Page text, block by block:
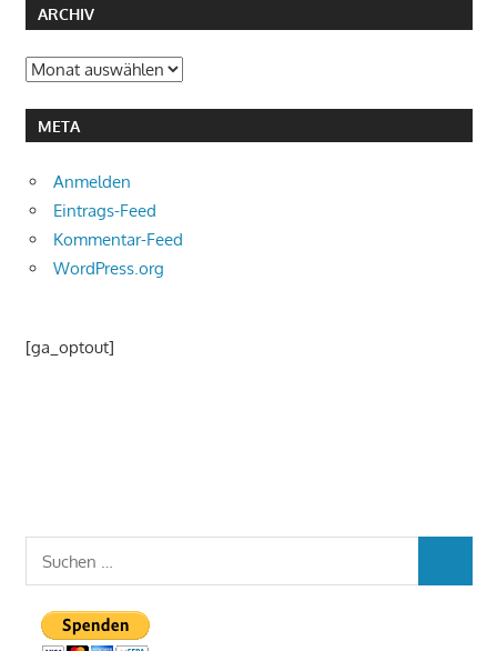
ARCHIV
Archiv
META
Anmelden
Eintrags-Feed
Kommentar-Feed
WordPress.org
[ga_optout]